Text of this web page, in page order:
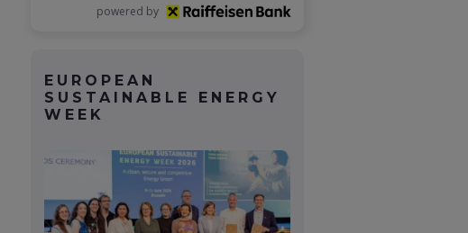
powered by
EUROPEAN
SUSTAINABLE ENERGY
WEEK